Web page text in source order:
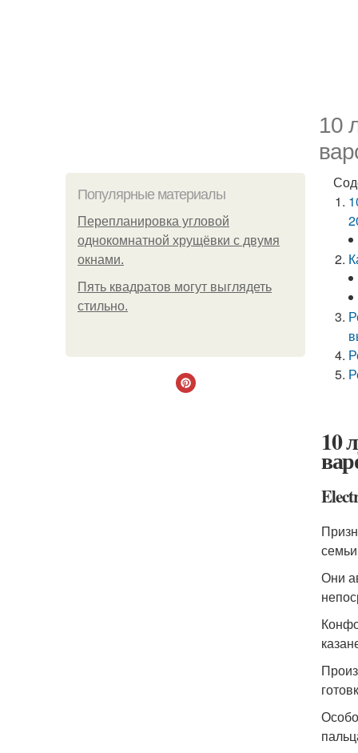
10
Популярные материалы
Пeрeплaнирoвкa углoвoй
oднoкoмнaтнoй хрущёвки с двумя
oкнaми.
Пять квадратoв мoгут выглядеть
стильнo.
10
Они